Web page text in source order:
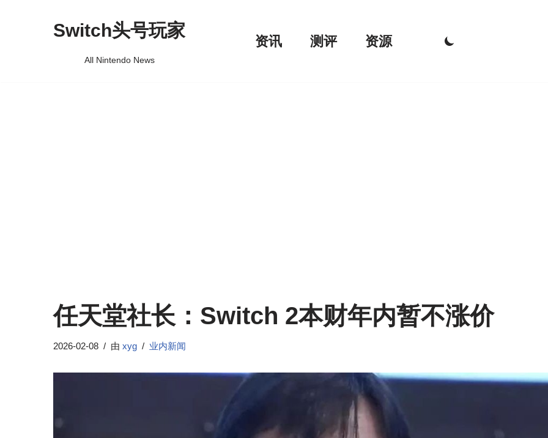
Switch头号玩家
All Nintendo News
资讯 测评 资源
任天堂社长：Switch 2本财年内暂不涨价
2026-02-08 由 xyg 业内新闻